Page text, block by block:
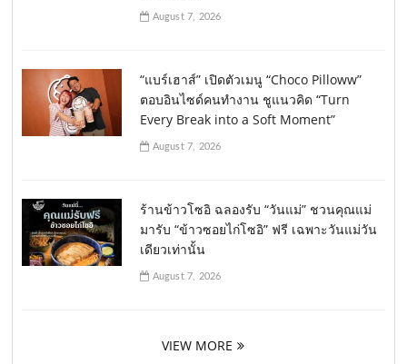
August 7, 2026
“แบร์เฮาส์” เปิดตัวเมนู “Choco Pilloww”
ตอบอินไซด์คนทำงาน ชูแนวคิด “Turn
Every Break into a Soft Moment”
August 7, 2026
ร้านข้าวโซอิ ฉลองรับ “วันแม่” ชวนคุณแม่
มารับ “ข้าวซอยไก่โซอิ” ฟรี เฉพาะวันแม่วัน
เดียวเท่านั้น
August 7, 2026
VIEW MORE